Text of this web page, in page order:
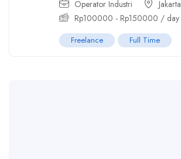
Operator Industri
Jakarta
Rp100000 - Rp150000 / day
Freelance Full Time